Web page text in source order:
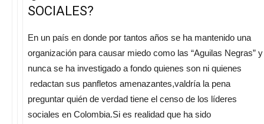
SOCIALES?
En un país en donde por tantos años se ha mantenido una
organización para causar miedo como las “Aguilas Negras” y
nunca se ha investigado a fondo quienes son ni quienes
redactan sus panfletos amenazantes,valdría la pena
preguntar quién de verdad tiene el censo de los líderes
sociales en Colombia.Si es realidad que ha sido